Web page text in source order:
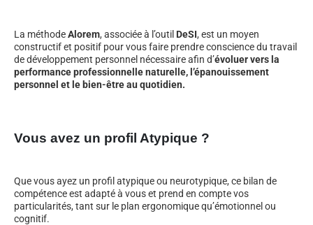
La méthodeAlorem, associée à l’outil DeSI, est un moyen
constructif et positif pour vous faire prendre conscience du travail
de développement personnel nécessaire afin d’évoluer vers la
performance professionnelle naturelle, l’épanouissement
personnel et le bien-être au quotidien.
Vous avez un profil Atypique ?
Que vous ayez un profil atypique ou neurotypique, ce bilan de
compétence est adapté à vous et prend en compte vos
particularités, tant sur le plan ergonomique qu’émotionnel ou
cognitif.